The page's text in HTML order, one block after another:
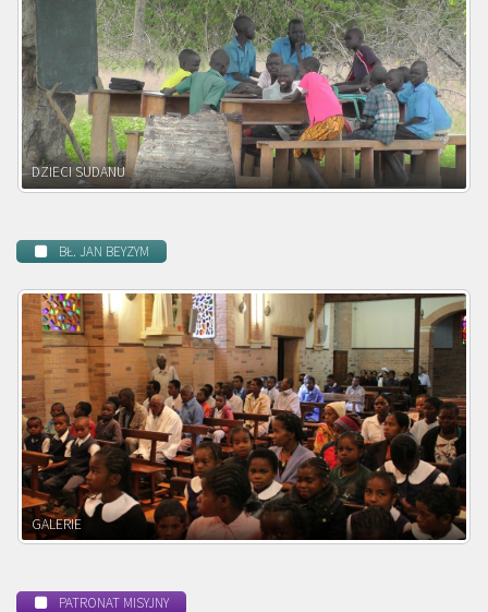
DZIECI ZAMBII
BŁ. JAN BEYZYM
POWOŁANIE MISYJNE
PATRONAT MISYJNY